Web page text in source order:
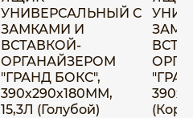
УНИВЕРСАЛЬНЫЙ С
ЗАМКАМИ И
ВСТАВКОЙ-
ОРГАНАЙЗЕРОМ
"ГРАНД БОКС",
390х290х180ММ,
15,3Л (Голубой)